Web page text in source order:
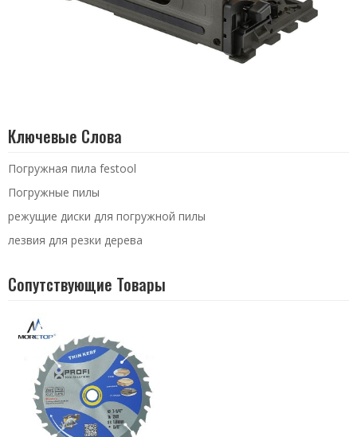
Ключевые Слова
Погружная пила festool
Погружные пилы
режущие диски для погружной пилы
лезвия для резки дерева
Сопутствующие Товары